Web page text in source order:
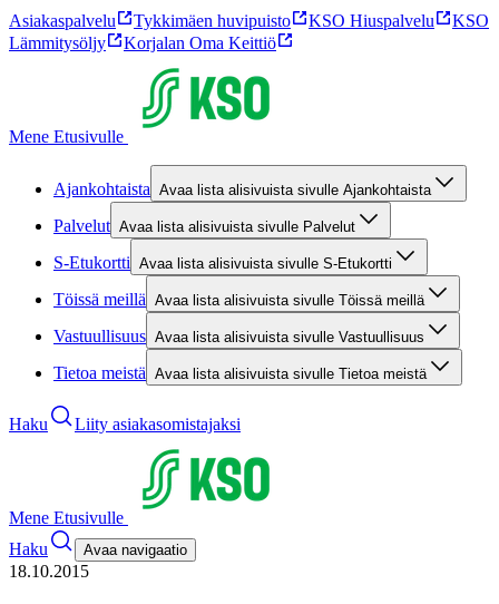
Asiakaspalvelu Tykkimäen huvipuisto KSO Hiuspalvelu
KSO
Lämmitysöljy
Korjalan Oma Keittiö
Mene Etusivulle
Ajankohtaista Avaa lista alisivuista sivulle Ajankohtaista
Palvelut Avaa lista alisivuista sivulle Palvelut
S-Etukortti Avaa lista alisivuista sivulle S-Etukortti
Töissä meillä Avaa lista alisivuista sivulle Töissä meillä
Vastuullisuus Avaa lista alisivuista sivulle Vastuullisuus
Tietoa meistä Avaa lista alisivuista sivulle Tietoa meistä
Haku Liity asiakasomistajaksi
Mene Etusivulle
Haku
Avaa navigaatio
18.10.2015